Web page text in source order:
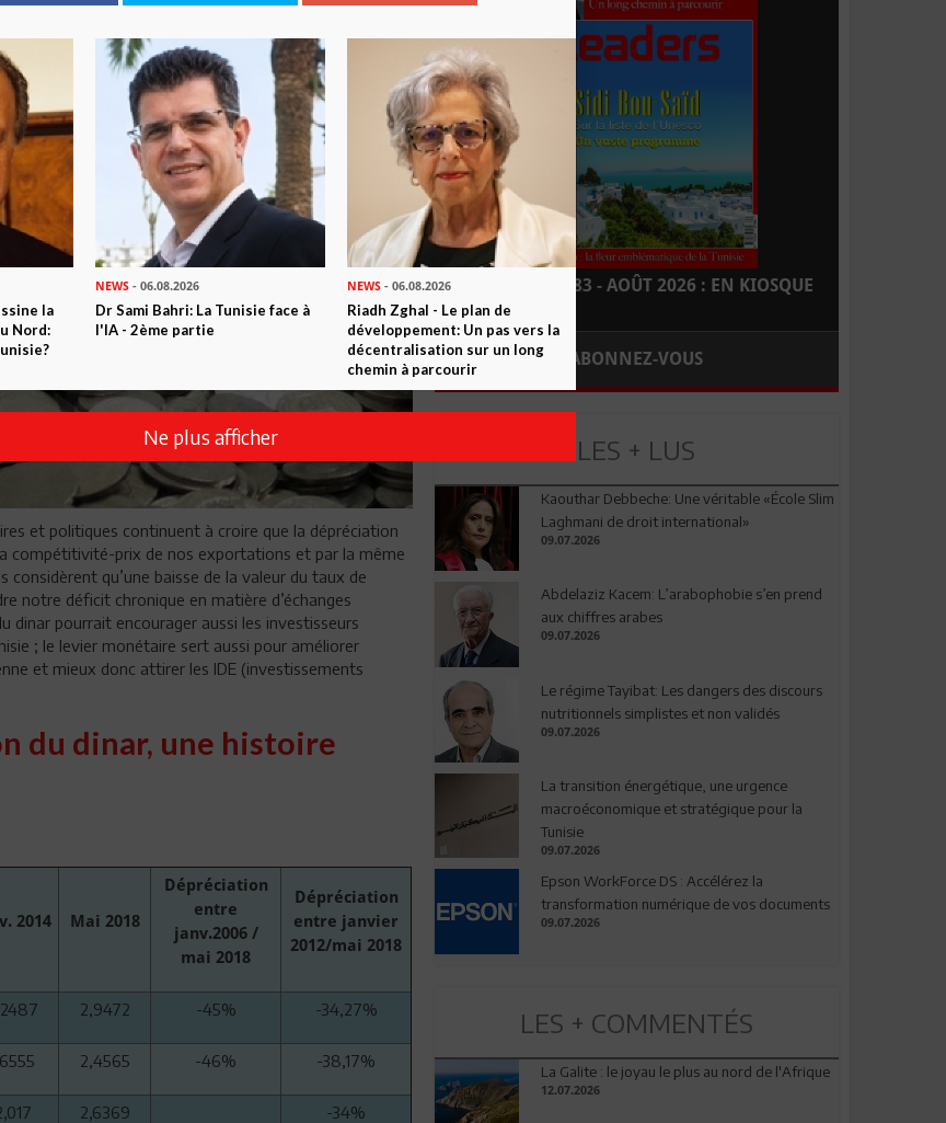
et politiques continuent à croire que la dépréciation
compétitivité-prix de nos exportations et par la même
qu’une baisse de la valeur du taux de
notre déficit chronique en matière d’échanges
dinar pourrait encourager aussi les investisseurs
; le levier monétaire sert aussi pour améliorer
et mieux donc attirer les IDE (investissements
du dinar, une histoire
2014 Mai 2018
Dépréciation
entre
janv.2006 /
mai 2018
Dépréciation
entre janvier
2012/mai 2018
2,9472 -45% -34,27%
2,4565 -46% -38,17%
2,6369 -34%
LEADERS N° 183 - AOÛT 2026 : EN KIOSQUE
ABONNEZ-VOUS
LES + LUS
Kaouthar Debbeche: Une véritable «École Slim
Laghmani de droit international»
09.07.2026
Abdelaziz Kacem: L’arabophobie s’en prend
aux chiffres arabes
09.07.2026
Le régime Tayibat: Les dangers des discours
nutritionnels simplistes et non validés
09.07.2026
La transition énergétique, une urgence
macroéconomique et stratégique pour la
Tunisie
09.07.2026
Epson WorkForce DS : Accélérez la
transformation numérique de vos documents
09.07.2026
LES + COMMENTÉS
La Galite : le joyau le plus au nord de l'Afrique
12.07.2026
la
Nord:
NEWS - 06.08.2026
Dr Sami Bahri: La Tunisie face à
l'IA - 2ème partie
NEWS- 06.08.2026
Riadh Zghal - Le plan de
développement: Un pas vers la
décentralisation sur un long
chemin à parcourir
Ne plus afficher